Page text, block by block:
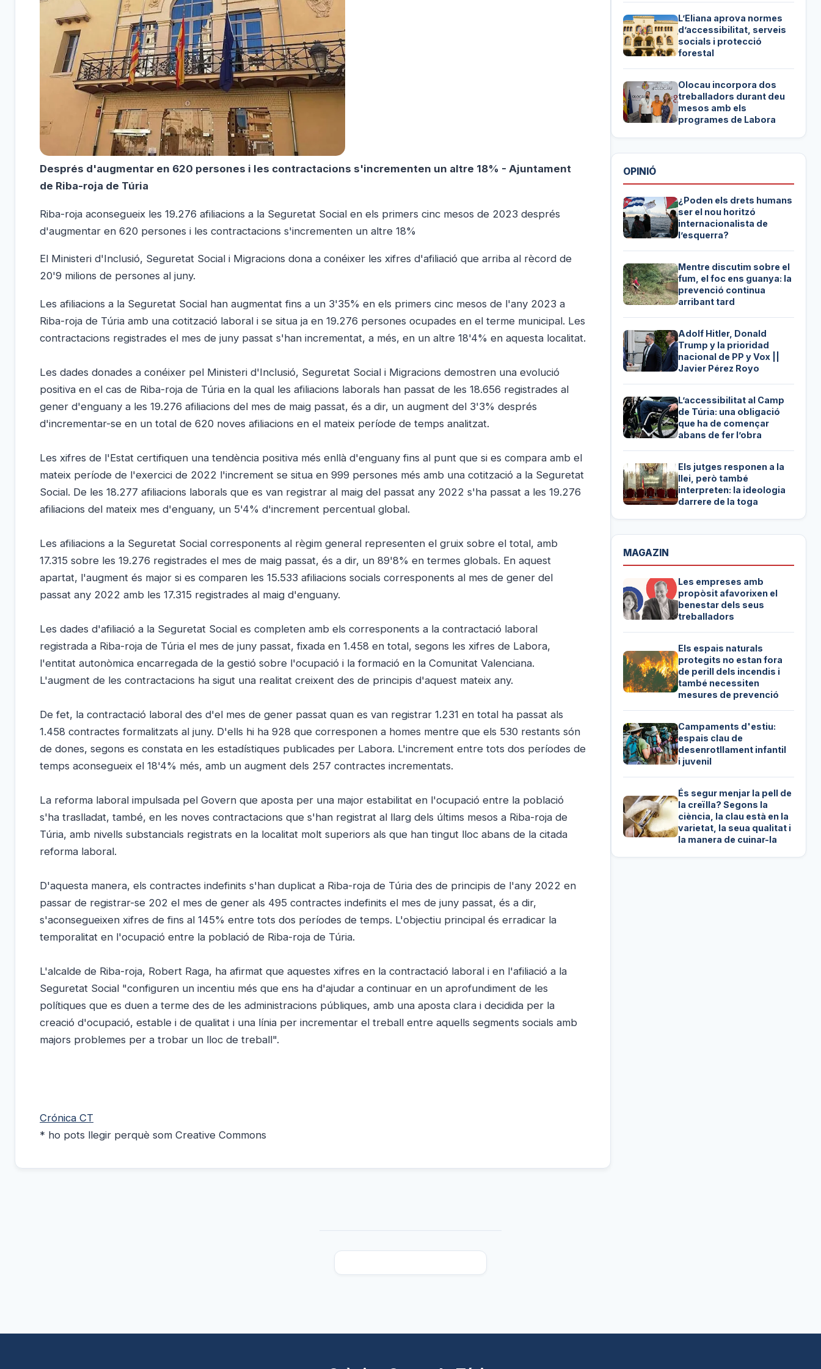
Després d'augmentar en 620 persones i les contractacions s'incrementen un altre 18% - Ajuntament
de Riba-roja de Túria
Riba-roja aconsegueix les 19.276 afiliacions a la Seguretat Social en els primers cinc mesos de 2023 després
d'augmentar en 620 persones i les contractacions s'incrementen un altre 18%
El Ministeri d'Inclusió, Seguretat Social i Migracions dona a conéixer les xifres d'afiliació que arriba al rècord de
20'9 milions de persones al juny.
Les afiliacions a la Seguretat Social han augmentat fins a un 3'35% en els primers cinc mesos de l'any 2023 a
Riba-roja de Túria amb una cotització laboral i se situa ja en 19.276 persones ocupades en el terme municipal. Les
contractacions registrades el mes de juny passat s'han incrementat, a més, en un altre 18'4% en aquesta localitat.
Les dades donades a conéixer pel Ministeri d'Inclusió, Seguretat Social i Migracions demostren una evolució
positiva en el cas de Riba-roja de Túria en la qual les afiliacions laborals han passat de les 18.656 registrades al
gener d'enguany a les 19.276 afiliacions del mes de maig passat, és a dir, un augment del 3'3% després
d'incrementar-se en un total de 620 noves afiliacions en el mateix període de temps analitzat.
Les xifres de l'Estat certifiquen una tendència positiva més enllà d'enguany fins al punt que si es compara amb el
mateix període de l'exercici de 2022 l'increment se situa en 999 persones més amb una cotització a la Seguretat
Social. De les 18.277 afiliacions laborals que es van registrar al maig del passat any 2022 s'ha passat a les 19.276
afiliacions del mateix mes d'enguany, un 5'4% d'increment percentual global.
Les afiliacions a la Seguretat Social corresponents al règim general representen el gruix sobre el total, amb
17.315 sobre les 19.276 registrades el mes de maig passat, és a dir, un 89'8% en termes globals. En aquest
apartat, l'augment és major si es comparen les 15.533 afiliacions socials corresponents al mes de gener del
passat any 2022 amb les 17.315 registrades al maig d'enguany.
Les dades d'afiliació a la Seguretat Social es completen amb els corresponents a la contractació laboral
registrada a Riba-roja de Túria el mes de juny passat, fixada en 1.458 en total, segons les xifres de Labora,
l'entitat autonòmica encarregada de la gestió sobre l'ocupació i la formació en la Comunitat Valenciana.
L'augment de les contractacions ha sigut una realitat creixent des de principis d'aquest mateix any.
De fet, la contractació laboral des d'el mes de gener passat quan es van registrar 1.231 en total ha passat als
1.458 contractes formalitzats al juny. D'ells hi ha 928 que corresponen a homes mentre que els 530 restants són
de dones, segons es constata en les estadístiques publicades per Labora. L'increment entre tots dos períodes de
temps aconsegueix el 18'4% més, amb un augment dels 257 contractes incrementats.
La reforma laboral impulsada pel Govern que aposta per una major estabilitat en l'ocupació entre la població
s'ha traslladat, també, en les noves contractacions que s'han registrat al llarg dels últims mesos a Riba-roja de
Túria, amb nivells substancials registrats en la localitat molt superiors als que han tingut lloc abans de la citada
reforma laboral.
D'aquesta manera, els contractes indefinits s'han duplicat a Riba-roja de Túria des de principis de l'any 2022 en
passar de registrar-se 202 el mes de gener als 495 contractes indefinits el mes de juny passat, és a dir,
s'aconsegueixen xifres de fins al 145% entre tots dos períodes de temps. L'objectiu principal és erradicar la
temporalitat en l'ocupació entre la població de Riba-roja de Túria.
L'alcalde de Riba-roja, Robert Raga, ha afirmat que aquestes xifres en la contractació laboral i en l'afiliació a la
Seguretat Social "configuren un incentiu més que ens ha d'ajudar a continuar en un aprofundiment de les
polítiques que es duen a terme des de les administracions públiques, amb una aposta clara i decidida per la
creació d'ocupació, estable i de qualitat i una línia per incrementar el treball entre aquells segments socials amb
majors problemes per a trobar un lloc de treball".
Crónica CT
* ho pots llegir perquè som Creative Commons
L’Eliana aprova normes
d’accessibilitat, serveis
socials i protecció
forestal
Olocau incorpora dos
treballadors durant deu
mesos amb els
programes de Labora
OPINIÓ
¿Poden els drets humans
ser el nou horitzó
internacionalista de
l’esquerra?
Mentre discutim sobre el
fum, el foc ens guanya: la
prevenció continua
arribant tard
Adolf Hitler, Donald
Trump y la prioridad
nacional de PP y Vox ||
Javier Pérez Royo
L’accessibilitat al Camp
de Túria: una obligació
que ha de començar
abans de fer l’obra
Els jutges responen a la
llei, però també
interpreten: la ideologia
darrere de la toga
MAGAZIN
Les empreses amb
propòsit afavorixen el
benestar dels seus
treballadors
Els espais naturals
protegits no estan fora
de perill dels incendis i
també necessiten
mesures de prevenció
Campaments d'estiu:
espais clau de
desenrotllament infantil
i juvenil
És segur menjar la pell de
la creïlla? Segons la
ciència, la clau està en la
varietat, la seua qualitat i
la manera de cuinar-la